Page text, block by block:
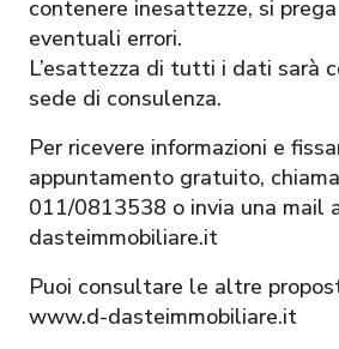
contenere inesattezze, si
eventuali errori.
L’esattezza di tutti i dati sarà
sede di consulenza.
Per ricevere informazioni e
appuntamento gratuito,
011/0813538 o invia una mail
dasteimmobiliare.it
Puoi consultare le altre
www.d-dasteimmobiliare.it